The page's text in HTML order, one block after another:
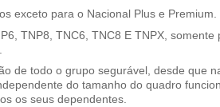
exceto para o Nacional Plus e Premium.
TNP8, TNC6, TNC8 E TNPX,
de todo o grupo segurável, desde que
do tamanho do quadro
os seus dependentes.